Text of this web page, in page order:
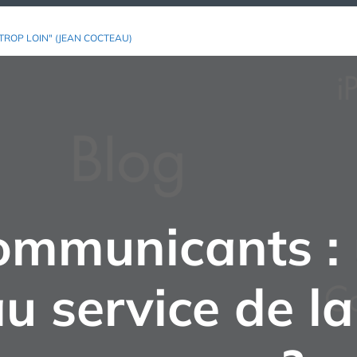
LOIN" (JEAN COCTEAU)
service de